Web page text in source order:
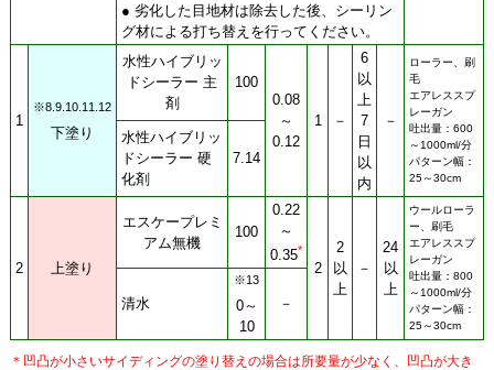
● 劣化した目地材は除去した後、シーリン
グ材による打ち替えを行ってください。
1
※8.9.10.11.12
下塗り
水性ハイブリッ
ドシーラー 主
剤
100
0.08
～
0.12
1 －
6
以
上
7
日
以
内
－
ローラー、刷
毛
エアレススプ
レーガン
吐出量：600
～1000ml/分
パターン幅：
25～30cm
水性ハイブリッ
ドシーラー 硬
化剤
7.14
2 上塗り
エスケープレミ
アム無機
100
0.22
～
0.35*
2
2
以
上
－
24
以
上
ウールローラ
ー、刷毛
エアレススプ
レーガン
吐出量：800
～1000ml/分
パターン幅：
25～30cm
清水
※13
0～
10
－
＊凹凸が小さいサイディングの塗り替えの場合は所要量が少なく、凹凸が大き